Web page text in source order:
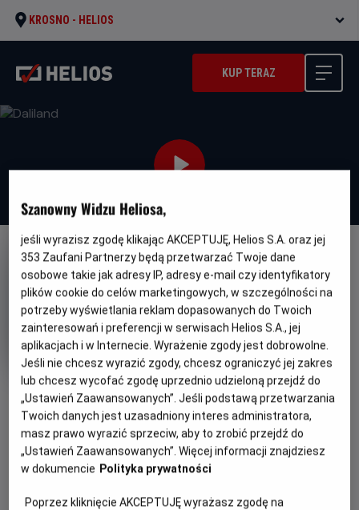
KROSNO - HELIOS
KUP TERAZ
NAPISY
OBSERWUJ
Daliland
Gatunek
Dramat / Biograficzny
Minimalny
wiek
Od 15 lat
Czas
trwania
104 min
Kraj
i
rok
produkcji
Francja, Wielka Brytania, USA
(2022)
PREMIERA
19 maja 2023
WIĘCEJ SZCZEGÓŁÓW
OPIS FILMU
Szanowny Widzu Heliosa,
jeśli wyrazisz zgodę klikając AKCEPTUJĘ, Helios S.A. oraz jej
353 Zaufani Partnerzy będą przetwarzać Twoje dane
osobowe takie jak adresy IP, adresy e-mail czy identyfikatory
plików cookie do celów marketingowych, w szczególności na
potrzeby wyświetlania reklam dopasowanych do Twoich
zainteresowań i preferencji w serwisach Helios S.A., jej
aplikacjach i w Internecie. Wyrażenie zgody jest dobrowolne.
Jeśli nie chcesz wyrazić zgody, chcesz ograniczyć jej zakres
lub chcesz wycofać zgodę uprzednio udzieloną przejdź do
„Ustawień Zaawansowanych”. Jeśli podstawą przetwarzania
Twoich danych jest uzasadniony interes administratora,
masz prawo wyrazić sprzeciw, aby to zrobić przejdź do
„Ustawień Zaawansowanych”. Więcej informacji znajdziesz
w dokumencie Polityka prywatności
Poprzez kliknięcie AKCEPTUJĘ wyrażasz zgodę na